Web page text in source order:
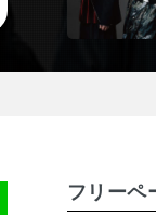
フリーペ